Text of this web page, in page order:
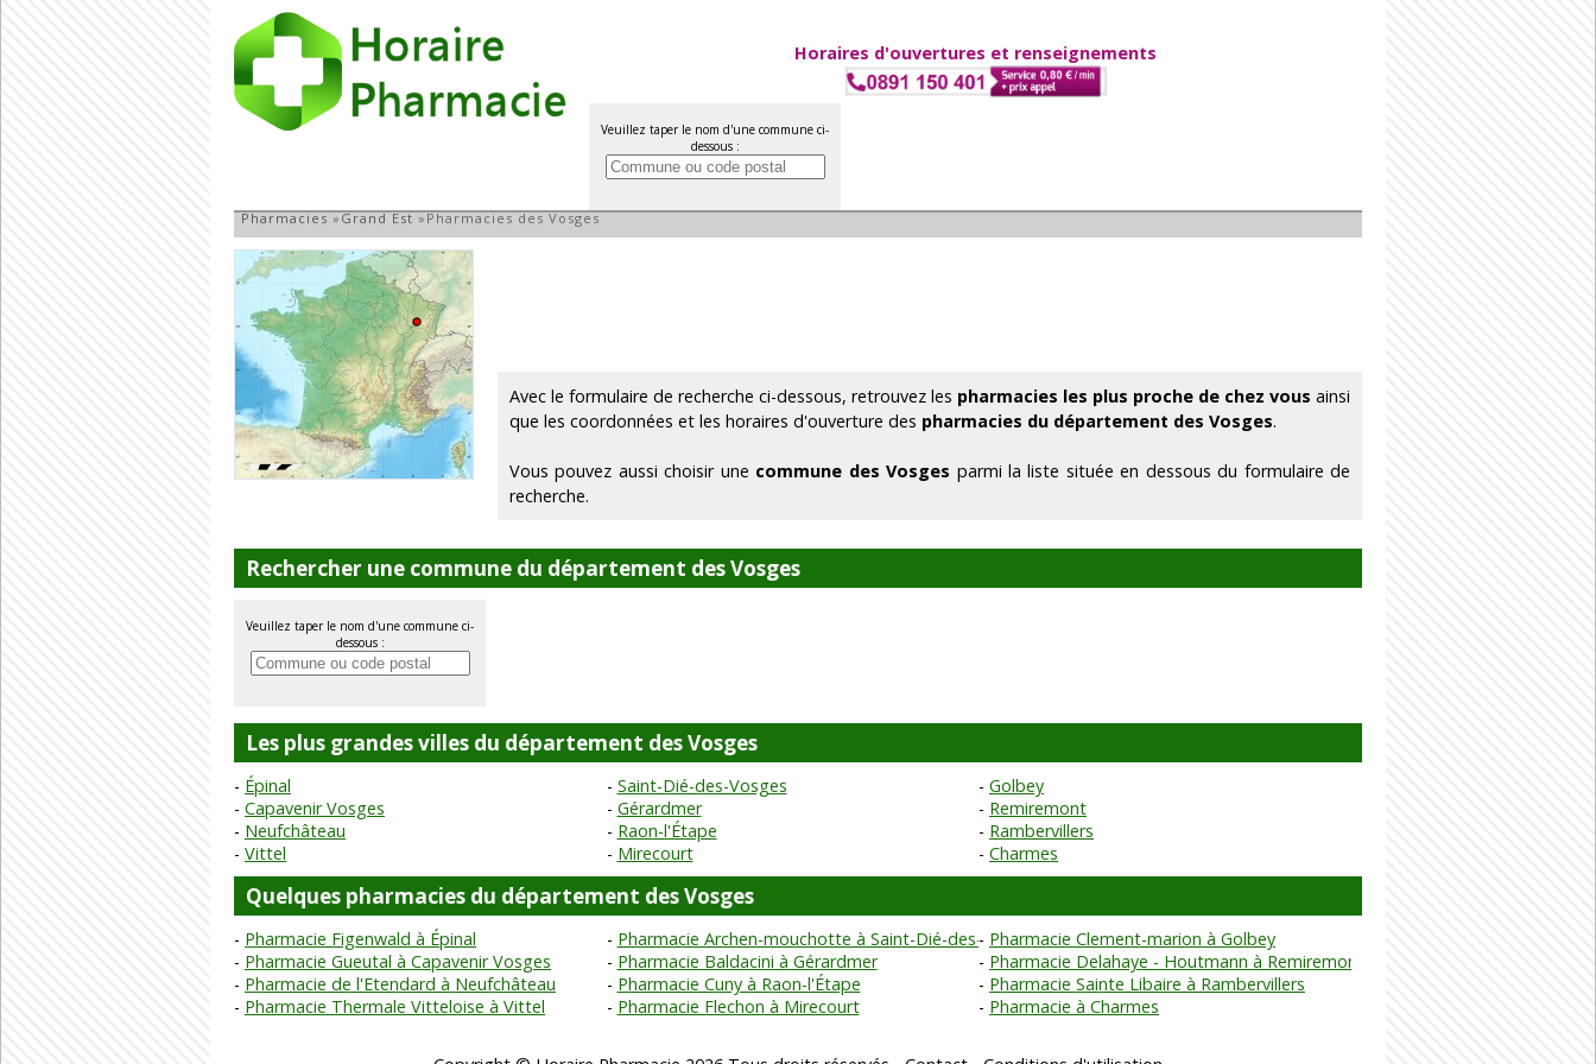
Horaires d'ouvertures et renseignements
Veuillez taper le nom d'une commune ci-
dessous :
Pharmacie du Département des Vosges
Pharmacies»Grand Est»Pharmacies des Vosges
Avec le formulaire de recherche ci-dessous, retrouvez les pharmacies les plus proche de chez vous ainsi
que les coordonnées et les horaires d'ouverture des pharmacies du département des Vosges.
Vous pouvez aussi choisir une commune des Vosges parmi la liste située en dessous du formulaire de
recherche.
Rechercher une commune du département des Vosges
Veuillez taper le nom d'une commune ci-
dessous :
Les plus grandes villes du département des Vosges
Épinal Saint-Dié-des-Vosges
Golbey
Capavenir Vosges
Gérardmer
Remiremont
Neufchâteau
Raon-l'Étape
Rambervillers
Vittel
Mirecourt Charmes
Quelques pharmacies du département des Vosges
Pharmacie Figenwald à Épinal Pharmacie Archen-mouchotte à Saint-Dié-des-VosgesPharmacie Clement-marion à Golbey
Pharmacie Gueutal à Capavenir Vosges
Pharmacie Baldacini à Gérardmer
Pharmacie Delahaye - Houtmann à Remiremont
Pharmacie de l'Etendard à Neufchâteau
Pharmacie Cuny à Raon-l'Étape
Pharmacie Sainte Libaire à Rambervillers
Pharmacie Thermale Vitteloise à Vittel
Pharmacie Flechon à Mirecourt Pharmacie à Charmes